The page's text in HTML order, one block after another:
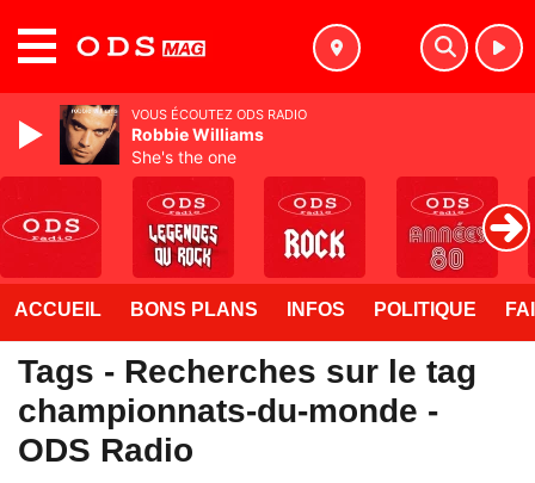
ACCUEIL BONS PLANS INFOS POLITIQUE
Tags - Recherches sur le tag
championnats-du-monde -
ODS Radio
VOUS ÉCOUTEZ ODS RADIO
Robbie Williams
She's the one